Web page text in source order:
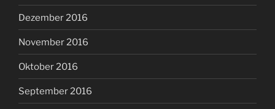
Dezember 2016
November 2016
Oktober 2016
September 2016